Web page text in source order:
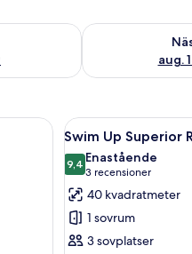
för den här helgen aug. 7 -
aug.
Kontrollera
takfläkt.
en platt-TV, en takfläkt, en
Öppna
alla
foton
för
Swim
Up
Superior
5
Swim Up Superior
9,49,4 av 10
Enastående
3 recensioner
(3 recensioner)
40 kvadratmeter
1 sovrum
3 sovplatser